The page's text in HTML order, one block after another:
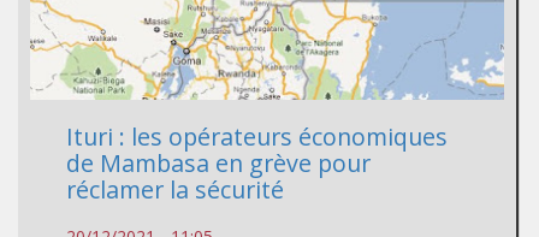
Ituri : les opérateurs économiques
de Mambasa en grève pour
réclamer la sécurité